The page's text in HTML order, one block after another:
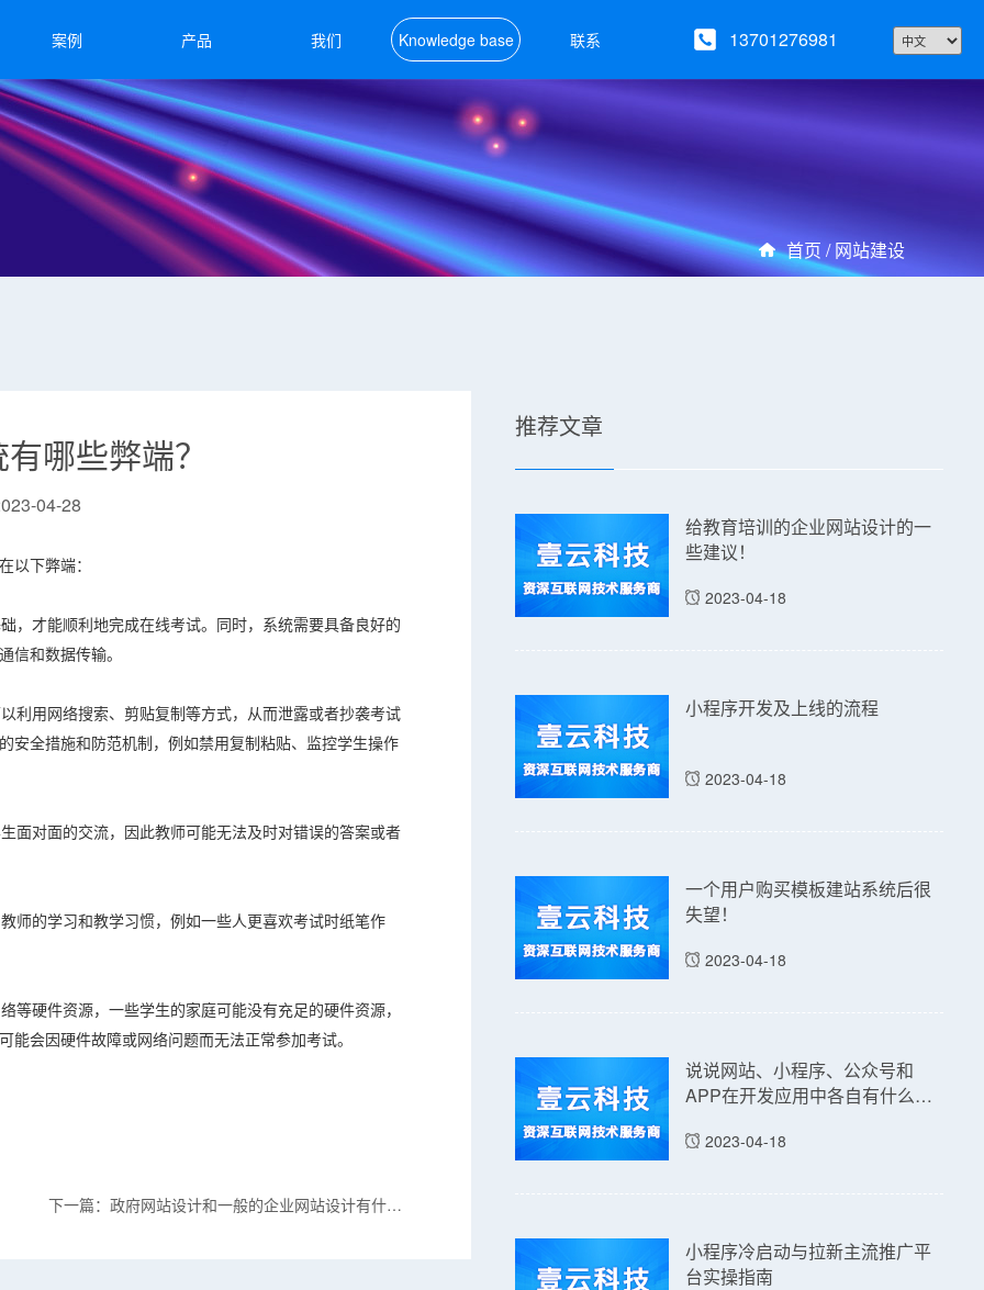
案例
产品
我们
知识库
Knowledge base 联系 13701276981
首页 /网站建设
哪些弊端？
04-28
以下弊端：
，才能顺利地完成在线考试。同时，系统需要具备良好的
信和数据传输。
利用网络搜索、剪贴复制等方式，从而泄露或者抄袭考试
安全措施和防范机制，例如禁用复制粘贴、监控学生操作
面对面的交流，因此教师可能无法及时对错误的答案或者
师的学习和教学习惯，例如一些人更喜欢考试时纸笔作
硬件资源，一些学生的家庭可能没有充足的硬件资源，
会因硬件故障或网络问题而无法正常参加考试。
下一篇：政府网站设计和一般的企业网站设计有什么
推荐文章
给教育培训的企业网站设计的一
些建议！
2023-04-18
小程序开发及上线的流程
2023-04-18
一个用户购买模板建站系统后很
失望！
2023-04-18
说说网站、小程序、公众号和
APP在开发应用中各自有什么优
2023-04-18
小程序冷启动与拉新主流推广平
台实操指南